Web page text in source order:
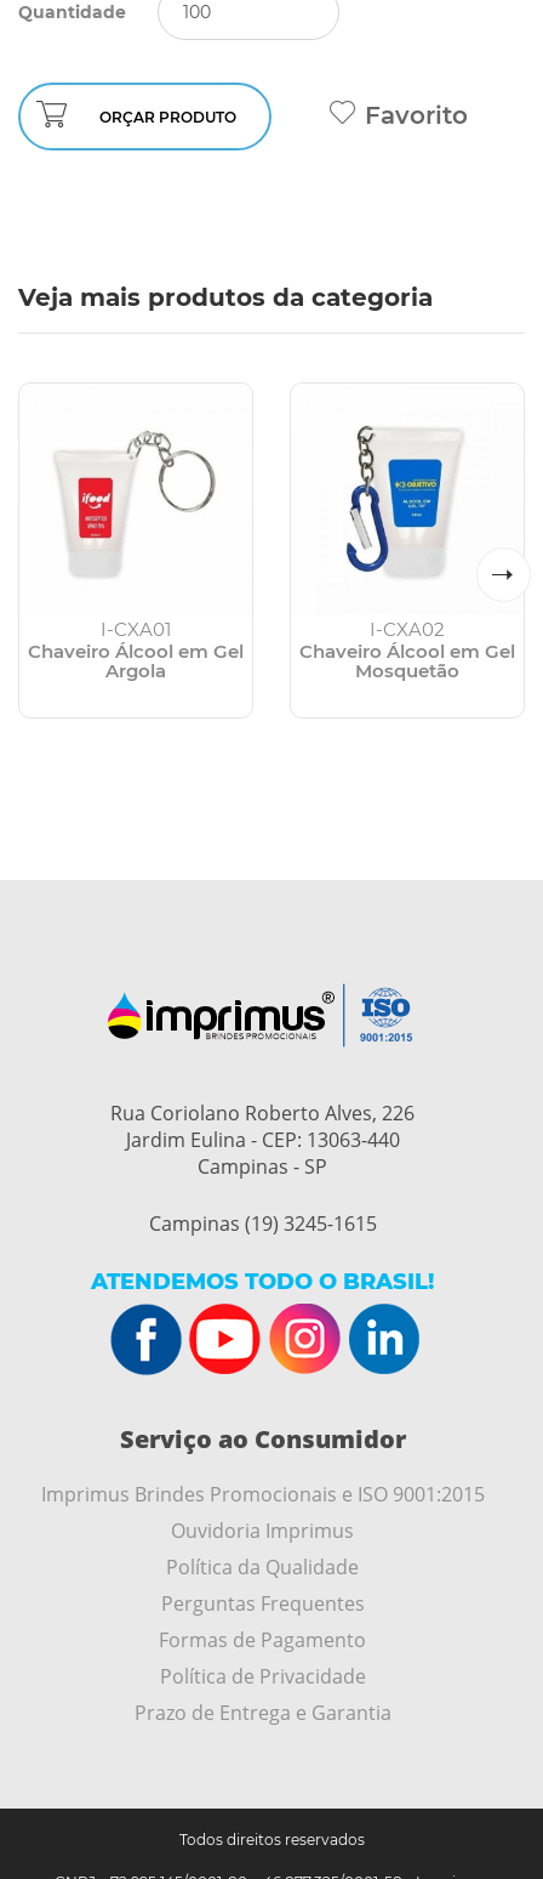
Quantidade
ORÇAR PRODUTO Favorito
Veja mais produtos da categoria
I-CXA01
Chaveiro Álcool em Gel
Argola
I-CXA02
Chaveiro Álcool em Gel
Mosquetão
Rua Coriolano Roberto Alves, 226
Jardim Eulina - CEP: 13063-440
Campinas - SP
Campinas (19) 3245-1615
ATENDEMOS TODO O BRASIL!
Serviço ao Consumidor
Imprimus Brindes Promocionais e ISO 9001:2015
Ouvidoria Imprimus
Política da Qualidade
Perguntas Frequentes
Formas de Pagamento
Política de Privacidade
Prazo de Entrega e Garantia
Todos direitos reservados